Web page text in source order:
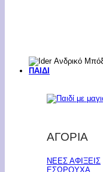
ΠΑΙΔΙ
ΑΓΟΡΙΑ
ΝΕΕΣ ΑΦΙΞΕΙΣ
ΕΣΩΡΟΥΧΑ